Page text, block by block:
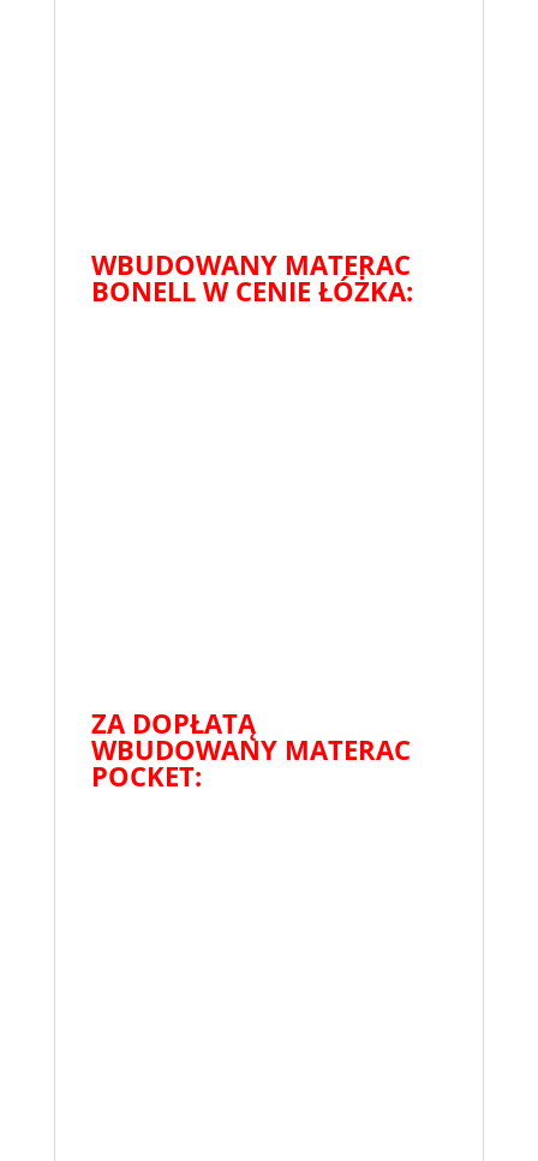
WBUDOWANY MATERAC
BONELL W CENIE ŁÓŻKA:
ZA DOPŁATĄ
WBUDOWANY MATERAC
POCKET: